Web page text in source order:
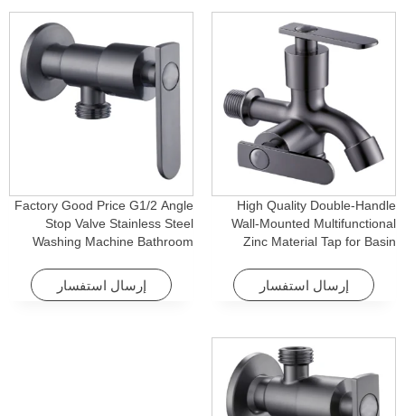
High Quality Double-Handle
Wall-Mounted Multifunctional
Zinc Material Tap for Basin
Homes
إرسال استفسار
Factory Good Price G1/2 Angle
Stop Valve Stainless Steel
Washing Machine Bathroom
Apartments & Hotels
إرسال استفسار